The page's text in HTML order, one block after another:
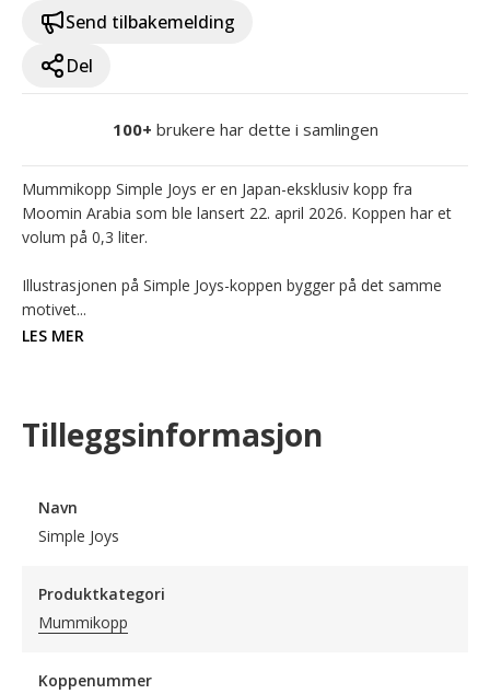
Send tilbakemelding
Del
100+ brukere har dette i samlingen
Mummikopp Simple Joys er en Japan-eksklusiv kopp fra
Moomin Arabia som ble lansert 22. april 2026. Koppen har et
volum på 0,3 liter.
Illustrasjonen på Simple Joys-koppen bygger på det samme
motivet...
LES MER
Tilleggsinformasjon
Navn
Simple Joys
Produktkategori
Mummikopp
Koppenummer